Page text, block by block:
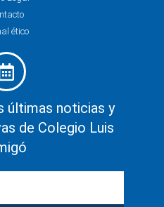
ético
últimas noticias y
de Colegio Luis